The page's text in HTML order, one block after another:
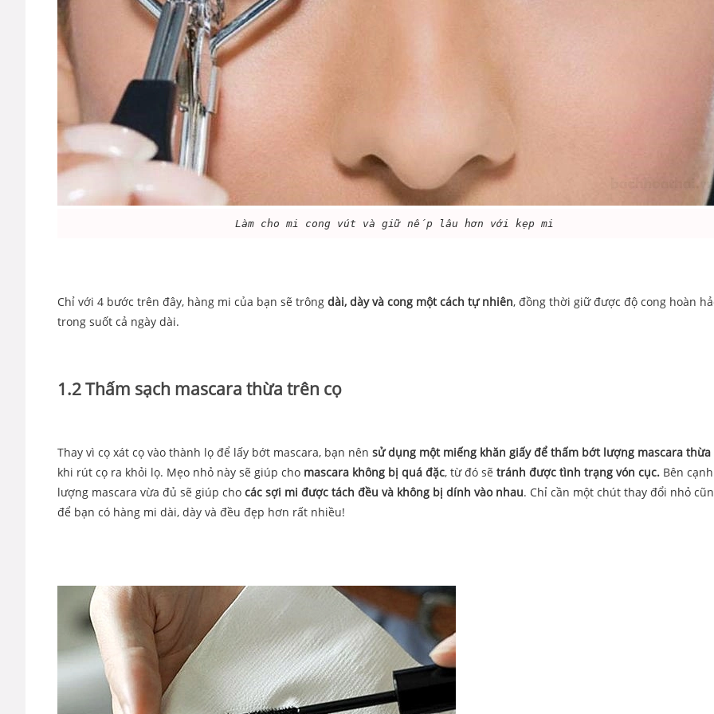
Làm cho mi cong vút và giữ nếp lâu hơn với kẹp mi
Chỉ với 4 bước trên đây, hàng mi của bạn sẽ trông dài, dày và cong một cách tự nhiên, đồng thời giữ được độ cong hoàn
trong suốt cả ngày dài.
1.2 Thấm sạch mascara thừa trên cọ
Thay vì cọ xát cọ vào thành lọ để lấy bớt mascara, bạn nên sử dụng một miếng khăn giấy để thấm bớt lượng mascara thừa
khi rút cọ ra khỏi lọ. Mẹo nhỏ này sẽ giúp cho mascara không bị quá đặc, từ đó sẽ tránh được tình trạng vón cục. Bên
lượng mascara vừa đủ sẽ giúp cho các sợi mi được tách đều và không bị dính vào nhau. Chỉ cần một chút thay đổi nhỏ
để bạn có hàng mi dài, dày và đều đẹp hơn rất nhiều!